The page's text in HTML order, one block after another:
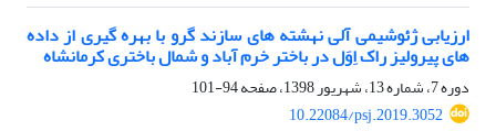
ارزیابی ژئوشیمی آلی نهشته های سازند گرو با بهره گیری از داده
های پیرولیز راک اِوَل در باختر خرم آباد و شمال باختری کرمانشاه
دوره 7، شماره 13، شهریور 1398، صفحه
94-101
10.22084/psj.2019.3052